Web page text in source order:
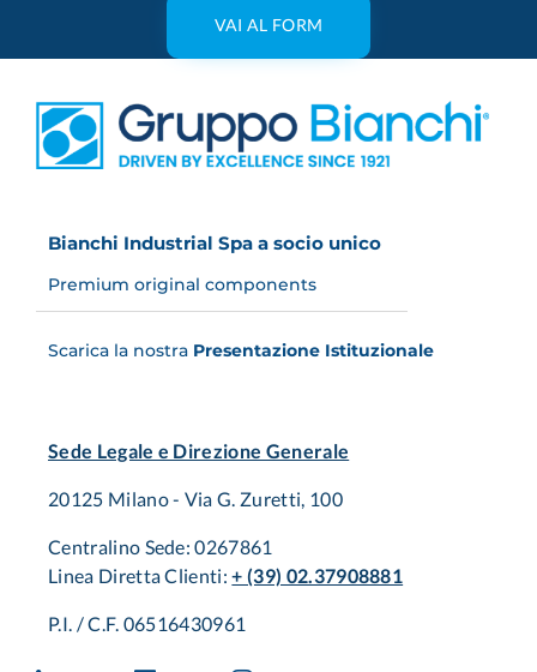
VAI AL FORM
Bianchi Industrial Spa a socio unico
Premium original components
Scarica la nostra Presentazione Istituzionale
Sede Legale e Direzione Generale
20125 Milano - Via G. Zuretti, 100
Centralino Sede: 0267861
Linea Diretta Clienti:+ (39) 02.37908881
P.I. / C.F. 06516430961